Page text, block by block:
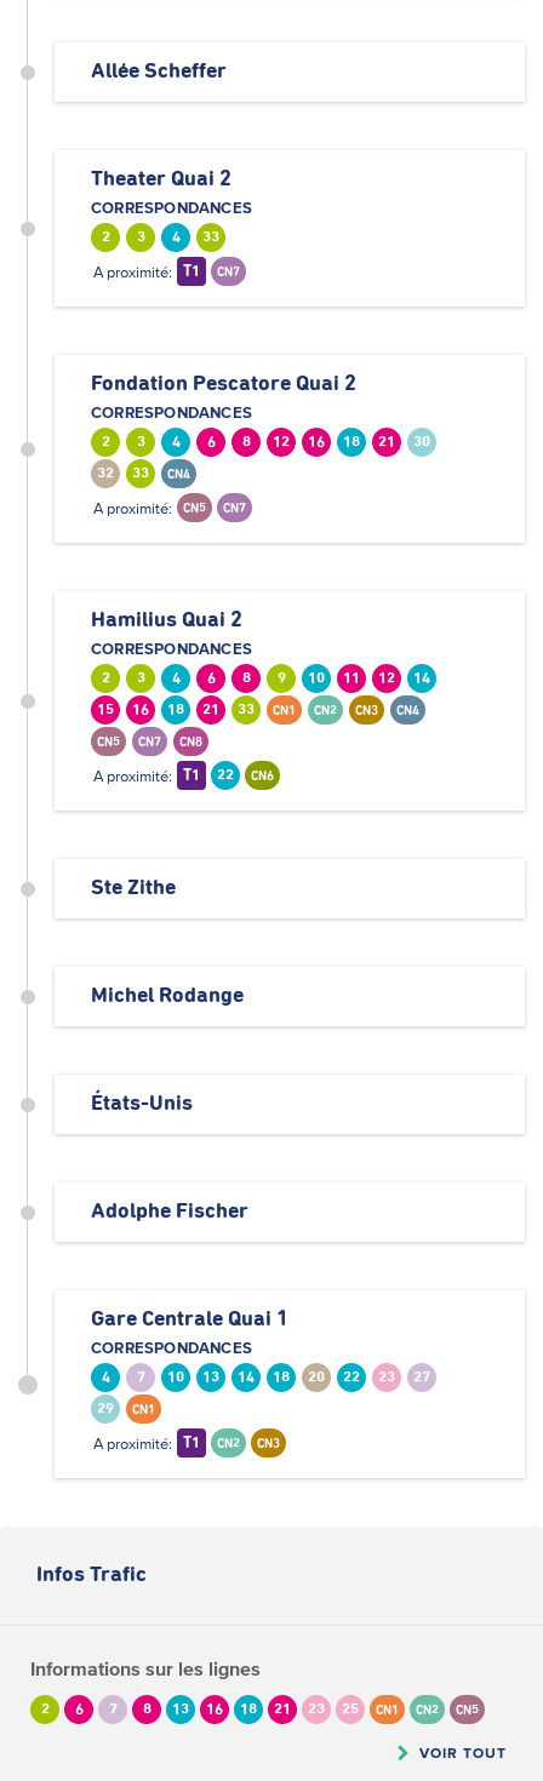
Infos Trafic
Informations sur les lignes
2 6 7 8 13 16 18 21 23 25 CN1 CN2 CN5
VOIR TOUT
Allée Scheffer
Theater Quai 2
CORRESPONDANCES
2 3 4 33
A proximité: T1 CN7
Fondation Pescatore Quai 2
CORRESPONDANCES
2 3 4 6 8 12 16 18 21
30
32
33 CN4
A proximité: CN5 CN7
Hamilius Quai 2
CORRESPONDANCES
2 3 4 6 8 9 10 11 12
14
15
16 18 21 33 CN1 CN2 CN3 CN4
CN5 CN7 CN8
A proximité: T1 22 CN6
Ste Zithe
Michel Rodange
États-Unis
Adolphe Fischer
Gare Centrale Quai 1
CORRESPONDANCES
4 7 10 13 14 18 20 22 23
27
29
CN1
A proximité: T1 CN2 CN3